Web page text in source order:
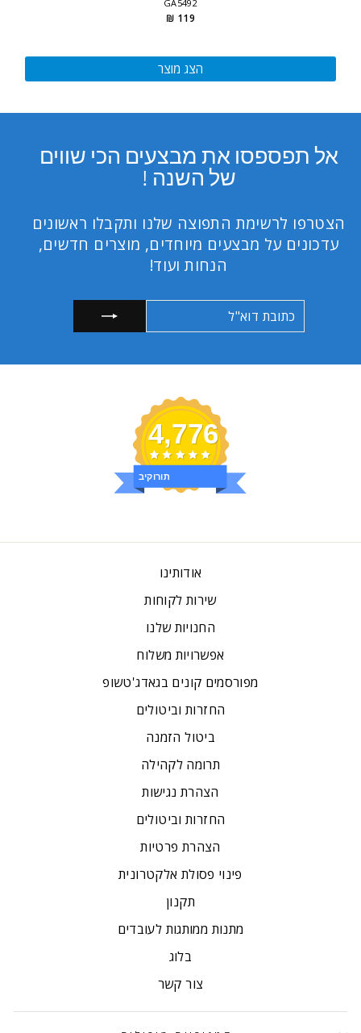
GA5492
119 ₪
הצג מוצר
אל תפספסו את מבצעים הכי שווים
של השנה !
הצטרפו לרשימת התפוצה שלנו ותקבלו ראשונים
עדכונים על מבצעים מיוחדים, מוצרים חדשים,
הנחות ועוד!
4,776
ביקורות
אודותינו
שירות לקוחות
החנויות שלנו
אפשרויות משלוח
מפורסמים קונים בגאדג'טשופ
החזרות וביטולים
ביטול הזמנה
תרומה לקהילה
הצהרת נגישות
החזרות וביטולים
הצהרת פרטיות
פינוי פסולת אלקטרונית
תקנון
מתנות ממותגות לעובדים
בלוג
צור קשר